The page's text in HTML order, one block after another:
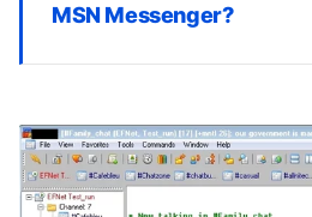
MSN Messenger?